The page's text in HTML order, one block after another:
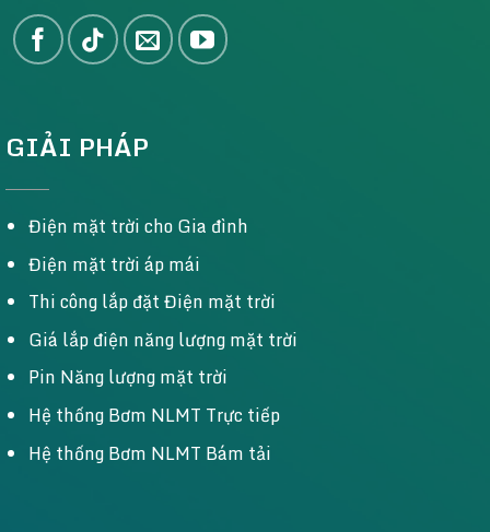
GIẢI PHÁP
Điện mặt trời cho Gia đình
Điện mặt trời áp mái
Thi công lắp đặt Điện mặt trời
Giá lắp điện năng lượng mặt trời
Pin Năng lượng mặt trời
Hệ thống Bơm NLMT Trực tiếp
Hệ thống Bơm NLMT Bám tải